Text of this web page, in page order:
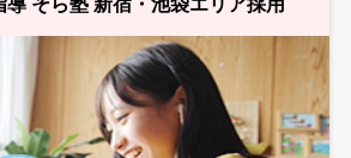
そら塾 新宿・池袋エリア採用